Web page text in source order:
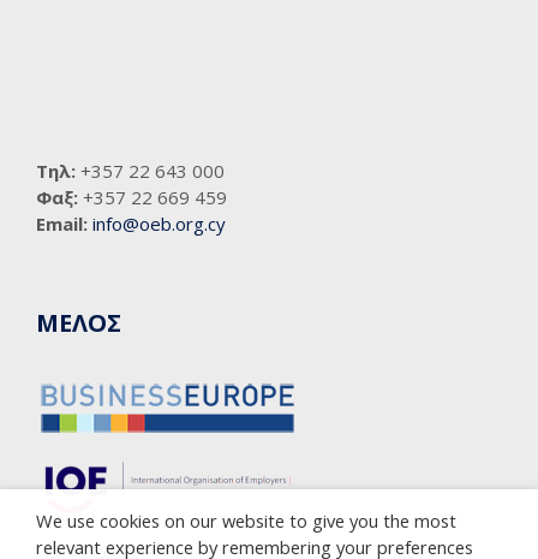
Τηλ: +357 22 643 000
Φαξ: +357 22 669 459
Email: info@oeb.org.cy
ΜΕΛΟΣ
We use cookies on our website to give you the most
relevant experience by remembering your preferences